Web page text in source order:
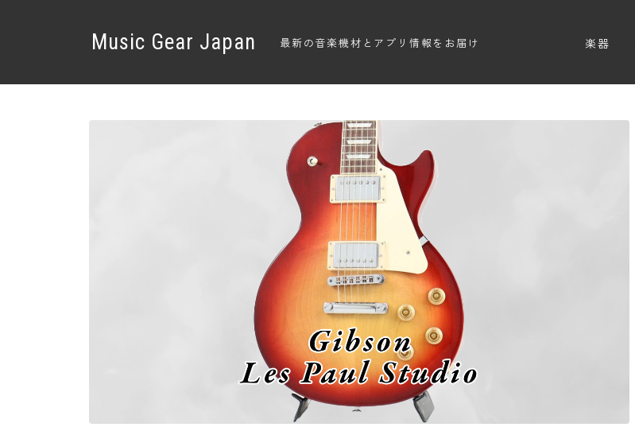
Music Gear Japan 最新の音楽機材とアプリ情報をお届け 楽器